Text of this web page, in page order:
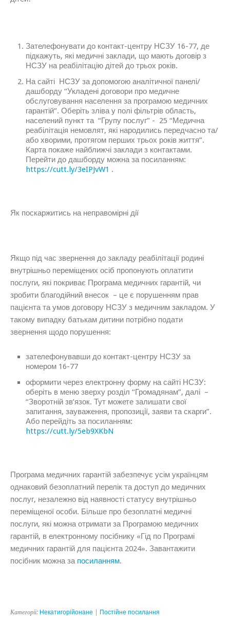
Зателефонувати до контакт-центру НСЗУ 16-77, де
підкажуть, які медичні заклади, що мають договір з
НСЗУ на реабілітацію дітей до трьох років.
На сайті НСЗУ за допомогою аналітичної панелі/
дашборду “Укладені договори про медичне
обслуговування населення за програмою медичних
гарантій”. Оберіть зліва у полі фільтрів область,
населений пункт та “Групу послуг” - 25 “Медична
реабілітація немовлят, які народились передчасно та/
або хворими, протягом перших трьох років життя”.
Карта покаже найближчі заклади з контактами.
Перейти до дашборду можна за посиланням:
https://cutt.ly/3eIPJvW1 .
Як поскаржитись на неправомірні дії
Якщо під час звернення до закладу реабілітації родині
внутрішньо переміщених осіб пропонують оплатити
послуги, які покриває Програма медичних гарантій, чи
зробити благодійний внесок – це є порушенням прав
пацієнта та умов договору НСЗУ з медичним закладом. У
такому випадку батькам дитини потрібно подати
звернення щодо порушення:
зателефонувавши до контакт-центру НСЗУ за
номером 16-77
оформити через електронну форму на сайті НСЗУ:
оберіть в меню зверху розділ “Громадянам”, далі –
“Зворотній зв’язок. Тут можете залишати свої
запитання, зауваження, пропозиції, заяви та скарги”.
Або перейдіть за посиланням:
https://cutt.ly/5eb9XKbN
Програма медичних гарантій забезпечує усім українцям
однаковий безоплатний перелік та доступ до медичних
послуг, незалежно від наявності статусу внутрішньо
переміщеної особи. Більше про безоплатні медичні
послуги, які можна отримати за Програмою медичних
гарантій, в електронному посібнику «Гід по Програмі
медичних гарантій для пацієнта 2024». Завантажити
посібник можна за посиланням.
Категорії: Некатигорійонане Постійне посилання